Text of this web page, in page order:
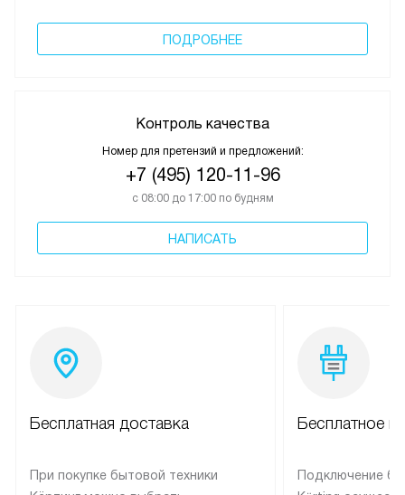
ПОДРОБНЕЕ
Контроль качества
Номер для претензий и предложений:
+7 (495) 120-11-96
с 08:00 до 17:00 по будням
НАПИСАТЬ
Бесплатная доставка
При покупке бытовой техники
Бесплатное
Подключение